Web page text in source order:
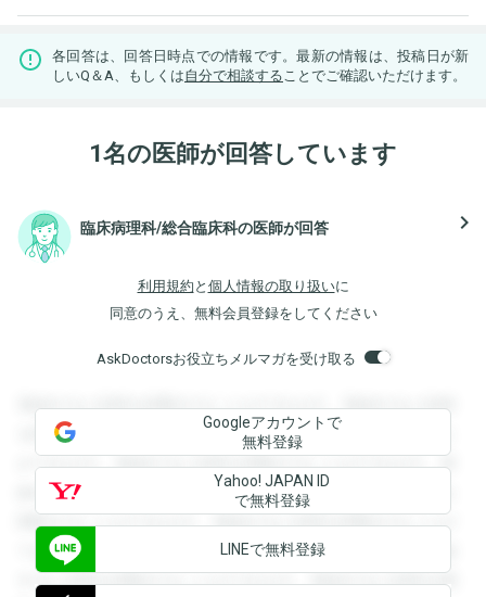
各回答は、回答日時点での情報です。最新の情報は、投稿日が新
しいQ＆A、もしくは自分で相談する ことでご確認いただけます。
1名の医師が回答しています
臨床病理科/総合臨床科の医師が回答 navigate_next
利用規約 と 個人情報の取り扱いに
同意のうえ、無料会員登録をしてください
AskDoctorsお役立ちメルマガを受け取る
登録すると回答を閲覧することができます。登録すると回答
を閲覧することができます。登録すると回答を閲覧すること
ができます。登録すると回答を閲覧することができます。登
録すると回答を閲覧することができます。登録すると回答を
閲覧することができます。登録すると回答を閲覧することが
できます。登録すると回答を閲覧することができます。登録
すると回答を閲覧することができます。登録すると回答を閲
Googleアカウントで
無料登録
Yahoo! JAPAN ID
で無料登録
LINEで無料登録